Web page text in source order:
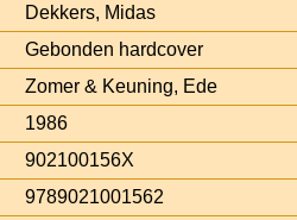
Dekkers, Midas
Gebonden hardcover
Zomer & Keuning, Ede
1986
902100156X
9789021001562